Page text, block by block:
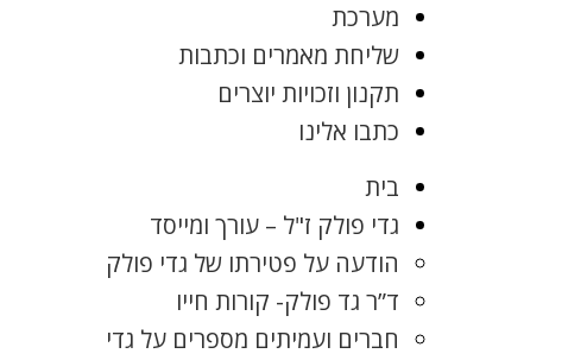
מערכת
שליחת מאמרים וכתבות
תקנון וזכויות יוצרים
כתבו אלינו
בית
גדי פולק ז"ל – עורך ומייסד
הודעה על פטירתו של גדי פולק
ד”ר גד פולק- קורות חייו
חברים ועמיתים מספרים על גדי